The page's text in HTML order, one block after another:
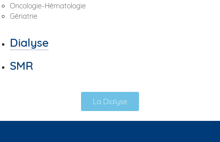
Oncologie-Hématologie
Gériatrie
Dialyse
SMR
La Dialyse